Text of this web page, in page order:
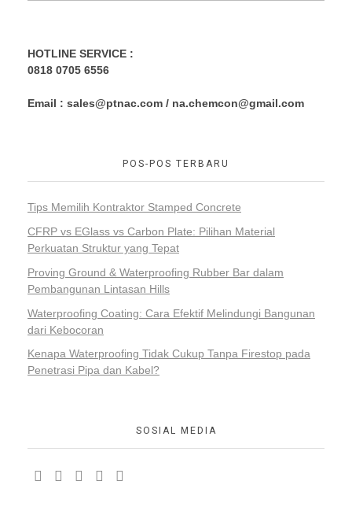
HOTLINE SERVICE :
0818 0705 6556
Email : sales@ptnac.com / na.chemcon@gmail.com
POS-POS TERBARU
Tips Memilih Kontraktor Stamped Concrete
CFRP vs EGlass vs Carbon Plate: Pilihan Material
Perkuatan Struktur yang Tepat
Proving Ground & Waterproofing Rubber Bar dalam
Pembangunan Lintasan Hills
Waterproofing Coating: Cara Efektif Melindungi Bangunan
dari Kebocoran
Kenapa Waterproofing Tidak Cukup Tanpa Firestop pada
Penetrasi Pipa dan Kabel?
SOSIAL MEDIA